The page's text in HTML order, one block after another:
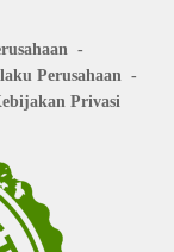
Perusahaan
Privasi